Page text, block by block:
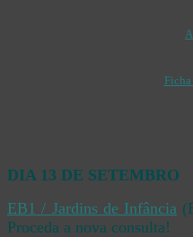
DIA 13 DE SETEMBRO
EB1 / Jardins de Infância
Proceda a nova consulta!